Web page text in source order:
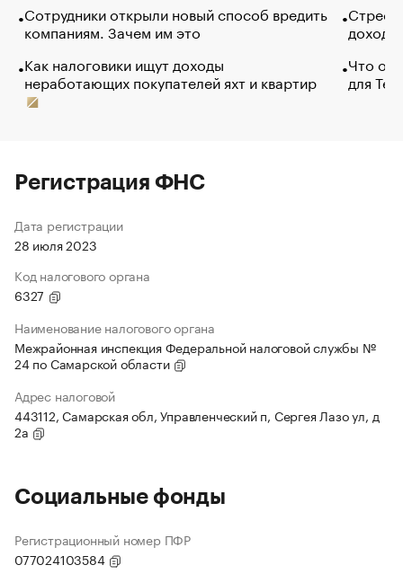
Сотрудники открыли новый способ вредить
компаниям. Зачем им это
Как налоговики ищут доходы
неработающих покупателей яхт и квартир
Что
для
Регистрация ФНС
Дата регистрации
28 июля 2023
Код налогового органа
6327
Наименование налогового органа
Межрайонная инспекция Федеральной налоговой службы №
24 по Самарской области
Адрес налоговой
443112, Самарская обл, Управленческий п, Сергея Лазо ул, д
2а
Социальные фонды
Регистрационный номер ПФР
077024103584